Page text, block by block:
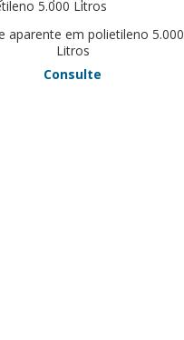
aparente em polietileno 5.000
Litros
Consulte